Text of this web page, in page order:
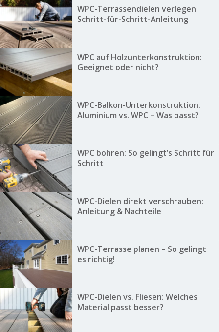
WPC-Terrassendielen verlegen:
Schritt-für-Schritt-Anleitung
WPC auf Holzunterkonstruktion:
Geeignet oder nicht?
WPC-Balkon-Unterkonstruktion:
Aluminium vs. WPC – Was passt?
WPC bohren: So gelingt’s Schritt für
Schritt
WPC-Dielen direkt verschrauben:
Anleitung & Nachteile
WPC-Terrasse planen – So gelingt
es richtig!
WPC-Dielen vs. Fliesen: Welches
Material passt besser?